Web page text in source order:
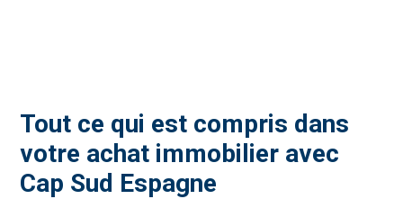
Tout ce qui est compris dans
votre achat immobilier avec
Cap Sud Espagne